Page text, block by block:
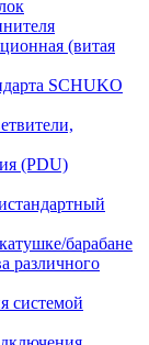
(витая
SCHUKO
(PDU)
барабане
различного
системой